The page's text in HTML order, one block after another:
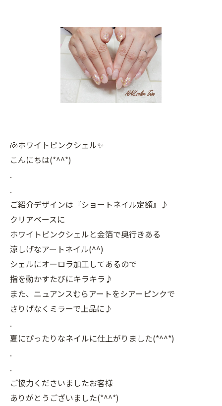
🐚ホワイトピンクシェル✨
こんにちは(*^^*)
.
.
ご紹介デザインは『ショートネイル定額』♪
クリアベースに
ホワイトピンクシェルと金箔で奥行きある
涼しげなアートネイル(^^)
シェルにオーロラ加工してあるので
指を動かすたびにキラキラ♪
また、ニュアンスむらアートをシアーピンクで
さりげなくミラーで上品に♪
.
夏にぴったりなネイルに仕上がりました(*^^*)
.
.
ご協力くださいましたお客様
ありがとうございました(*^^*)